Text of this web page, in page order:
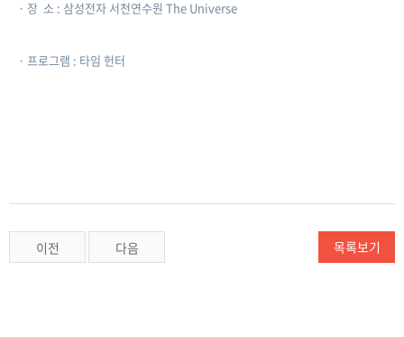
​· ​장 소 : 삼성전자 서천연수원 The Universe
​· ​프로그램 : 타임 헌터
이전 다음 목록보기